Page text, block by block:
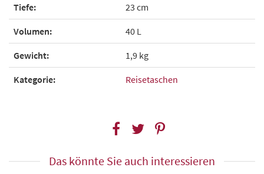
Tiefe: 23 cm
Volumen: 40 L
Gewicht: 1,9 kg
Kategorie: Reisetaschen
Das könnte Sie auch interessieren